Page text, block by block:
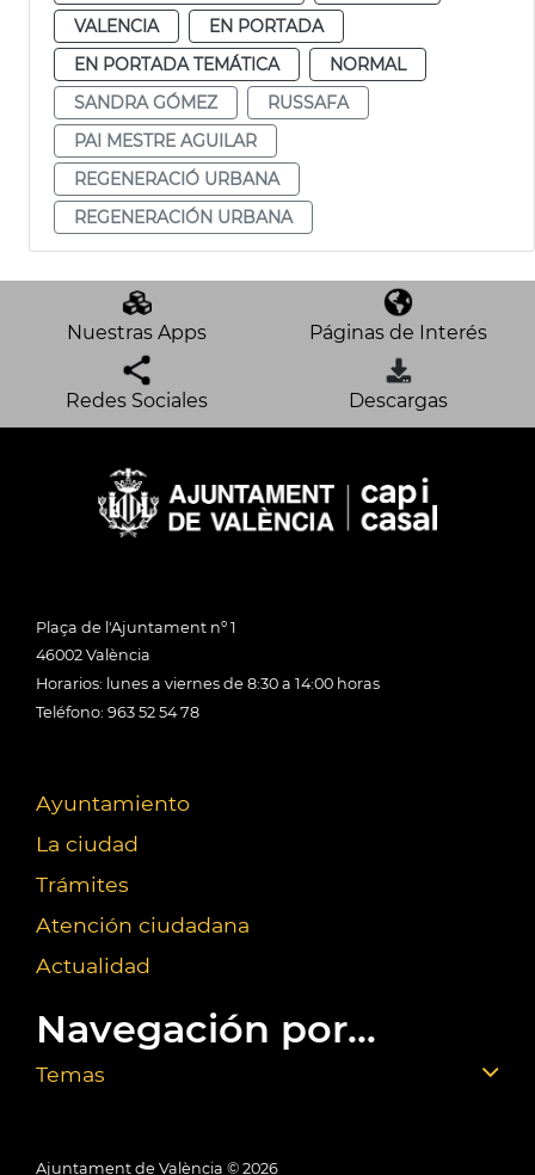
VALENCIA
EN PORTADA
EN PORTADA TEMÁTICA
NORMAL
SANDRA GÓMEZ
RUSSAFA
PAI MESTRE AGUILAR
REGENERACIÓ URBANA
REGENERACIÓN URBANA
Nuestras Apps Páginas de Interés
Redes Sociales Descargas
Plaça de l'Ajuntament nº 1
46002 València
Horarios: lunes a viernes de 8:30 a 14:00 horas
Teléfono: 963 52 54 78
Ayuntamiento
La ciudad
Trámites
Atención ciudadana
Actualidad
Navegación por...
Temas
Ajuntament de València © 2026